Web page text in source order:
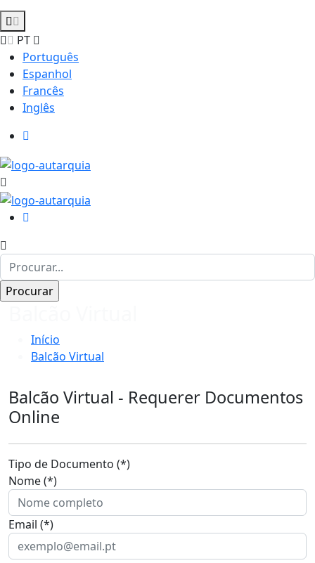
PT
Português
Espanhol
Francês
Inglês
Início
Balcão Virtual
Balcão Virtual - Requerer Documentos
Online
Tipo de Documento (*)
Nome (*)
Email (*)